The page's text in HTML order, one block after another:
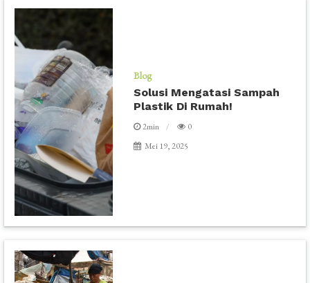
Blog
Solusi Mengatasi Sampah
Plastik Di Rumah!
2min
0
Mei 19, 2025